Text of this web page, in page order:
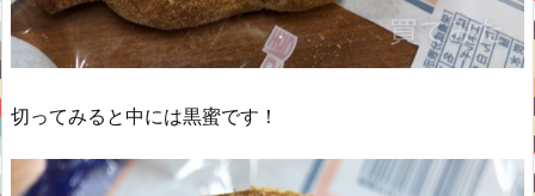
切ってみると中には黒蜜です！